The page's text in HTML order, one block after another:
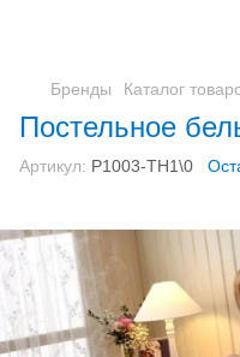
Бренды Каталог
Постельное
Артикул: P1003-TH1\0